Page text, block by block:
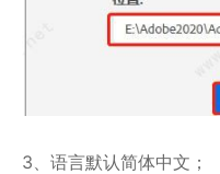
3、语言默认简体中文；